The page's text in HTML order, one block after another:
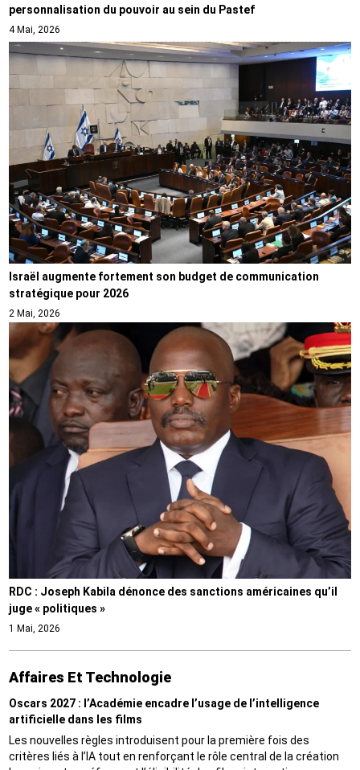
personnalisation du pouvoir au sein du Pastef
4 Mai, 2026
Israël augmente fortement son budget de communication
stratégique pour 2026
2 Mai, 2026
RDC : Joseph Kabila dénonce des sanctions américaines qu’il
juge « politiques »
1 Mai, 2026
Affaires Et Technologie
Oscars 2027 : l’Académie encadre l’usage de l’intelligence
artificielle dans les films
Les nouvelles règles introduisent pour la première fois des
critères liés à l’IA tout en renforçant le rôle central de la création